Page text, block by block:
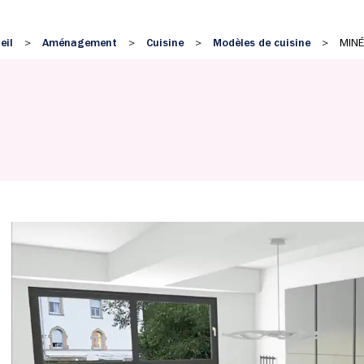
> Aménagement > Cuisine > Modèles de cuisine >